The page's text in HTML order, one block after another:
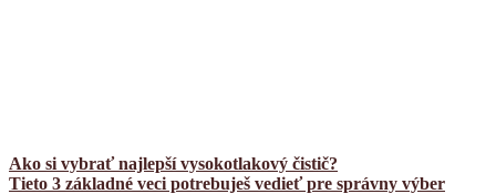
Ako si vybrať najlepší vysokotlakový čistič?
Tieto 3 základné veci potrebuješ vedieť pre správny výber